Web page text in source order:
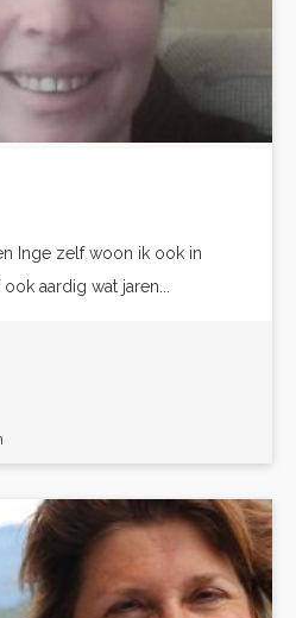
Inge zelf woon ik ook in
aardig wat jaren...